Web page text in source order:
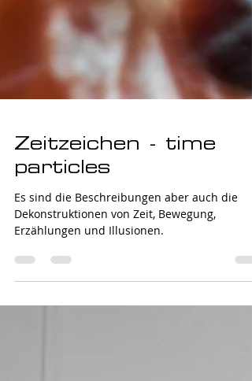
Zeitzeichen - time
particles
Es sind die Beschreibungen aber auch die
Dekonstruktionen von Zeit, Bewegung,